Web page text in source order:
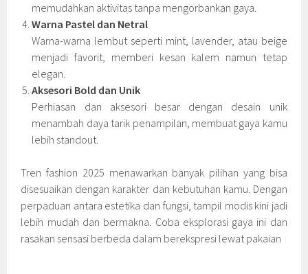
memudahkan aktivitas tanpa mengorbankan gaya.
Warna Pastel dan Netral
Warna-warna lembut seperti mint, lavender, atau beige
menjadi favorit, memberi kesan kalem namun tetap
elegan.
Aksesori Bold dan Unik
Perhiasan dan aksesori besar dengan desain unik
menambah daya tarik penampilan, membuat gaya kamu
lebih standout.
Tren fashion 2025 menawarkan banyak pilihan yang bisa
disesuaikan dengan karakter dan kebutuhan kamu. Dengan
perpaduan antara estetika dan fungsi, tampil modis kini jadi
lebih mudah dan bermakna. Coba eksplorasi gaya ini dan
rasakan sensasi berbeda dalam berekspresi lewat pakaian